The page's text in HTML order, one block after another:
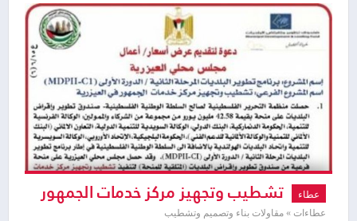
عطاء تشطيب وتجهيز مركز خدمات الجمهور
عطاءات » مقاولات بناء وتصميم وتشطيب